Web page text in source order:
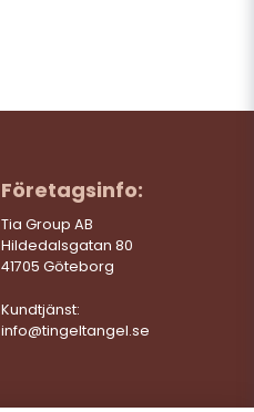
Företagsinfo:
Tia Group AB
Hildedalsgatan 80
41705 Göteborg
Kundtjänst:
info@tingeltangel.se